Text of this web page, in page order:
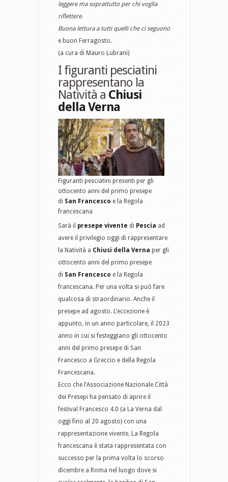
leggere ma soprattutto per chi voglia
riflettere.
Buona lettura a tutti quelli che ci seguono
e buon Ferragosto.
(a cura di Mauro Lubrani)
I figuranti pesciatini
rappresentano la
Natività a Chiusi
della Verna
Figuranti pesciatini presenti per gli
ottocento anni del primo presepe
di San Francesco e la Regola
francescana
Sarà il presepe vivente di Pescia ad
avere il privilegio oggi di rappresentare
la Natività a Chiusi della Verna per gli
ottocento anni del primo presepe
di San Francesco e la Regola
francescana. Per una volta si può fare
qualcosa di straordinario. Anche il
presepe ad agosto. L’eccezione è
appunto, in un anno particolare, il 2023
anno in cui si festeggiano gli ottocento
anni del primo presepe di San
Francesco a Greccio e della Regola
Francescana.
Ecco che l’Associazione Nazionale Città
dei Presepi ha pensato di aprire il
festival Francesco 4.0 (a La Verna dal
oggi fino al 20 agosto) con una
rappresentazione vivente. La Regola
francescana è stata rappresentata con
successo per la prima volta lo scorso
dicembre a Roma nel luogo dove si